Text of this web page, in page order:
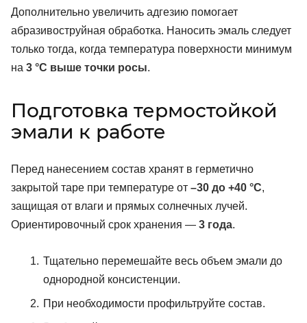
Дополнительно увеличить адгезию помогает
абразивоструйная обработка. Наносить эмаль следует
только тогда, когда температура поверхности минимум
на 3 °C выше точки росы.
Подготовка термостойкой
эмали к работе
Перед нанесением состав хранят в герметично
закрытой таре при температуре от –30 до +40 °C,
защищая от влаги и прямых солнечных лучей.
Ориентировочный срок хранения — 3 года.
Тщательно перемешайте весь объем эмали до
однородной консистенции.
При необходимости профильтруйте состав.